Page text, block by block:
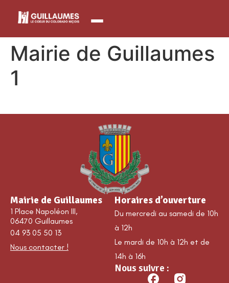
principal
Mairie de Guillaumes
1
Mairie de Guillaumes
1 Place Napoléon III,
06470 Guillaumes
04 93 05 50 13
Nous contacter !
Horaires d’ouverture
Du mercredi au samedi de 10h
à 12h
Le mardi de 10h à 12h et de
14h à 16h
Nous suivre :